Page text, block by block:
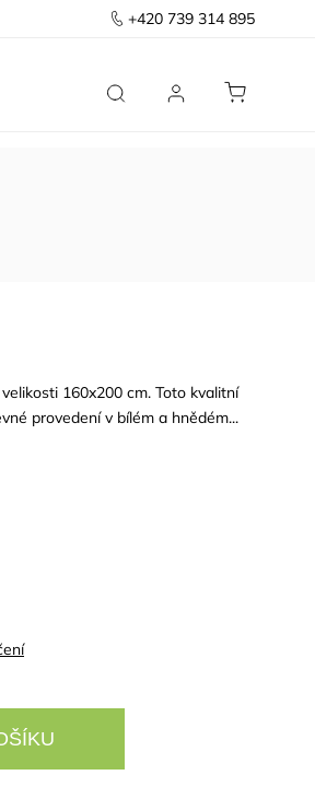
+420 739 314 895
Předsíň
160x200 cm. Toto kvalitní
provedení v bílém a hnědém...